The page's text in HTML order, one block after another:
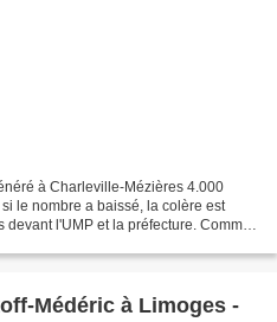
à Charleville-Mézières 4.000
le nombre a baissé, la colère est
l'UMP et la préfecture. Comme
Médéric à Limoges -